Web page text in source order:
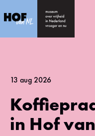
13 aug 2026
in Hof